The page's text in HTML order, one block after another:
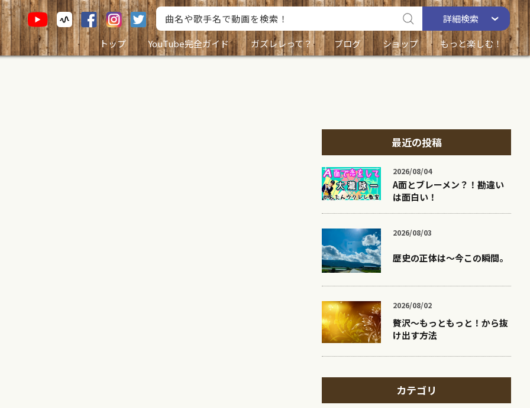
詳細検索
トップ
YouTube完全ガイド ガズレレって？ ブログ ショップ もっと楽しむ！
最近の投稿
2026/08/04
A面とブレーメン？！勘違い
は面白い！
2026/08/03
歴史の正体は〜今この瞬間。
2026/08/02
贅沢〜もっともっと！から抜
け出す方法
カテゴリ